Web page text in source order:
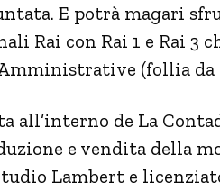
E potrà magari
Rai con Rai 1 e Rai 3
(follia da
all’interno de La
e vendita della
Lambert e